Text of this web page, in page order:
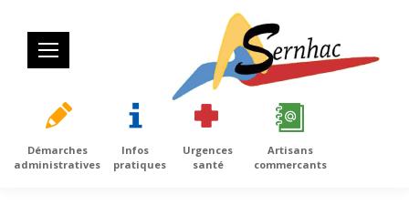
Démarches
administratives
Infos
pratiques
Urgences
santé
Artisans
commercants